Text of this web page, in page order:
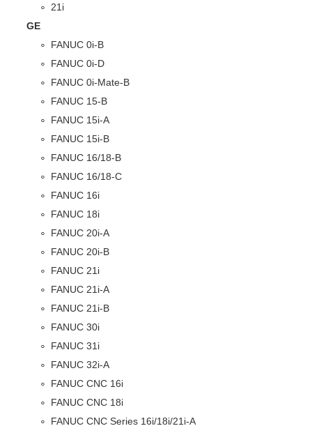
21i
GE
FANUC 0i-B
FANUC 0i-D
FANUC 0i-Mate-B
FANUC 15-B
FANUC 15i-A
FANUC 15i-B
FANUC 16/18-B
FANUC 16/18-C
FANUC 16i
FANUC 18i
FANUC 20i-A
FANUC 20i-B
FANUC 21i
FANUC 21i-A
FANUC 21i-B
FANUC 30i
FANUC 31i
FANUC 32i-A
FANUC CNC 16i
FANUC CNC 18i
FANUC CNC Series 16i/18i/21i-A